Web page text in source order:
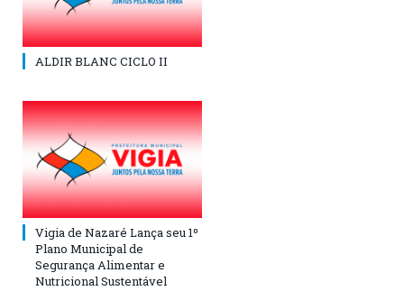
ALDIR BLANC CICLO II
Vigia de Nazaré Lança seu 1º
Plano Municipal de
Segurança Alimentar e
Nutricional Sustentável